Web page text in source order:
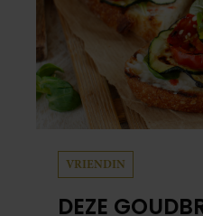
VRIENDIN
DEZE